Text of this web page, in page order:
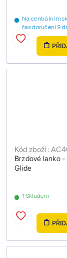
Na centrálním
čas doručení 9
Brzdové lanko
Glide
Kód zboží :
1 Skladem